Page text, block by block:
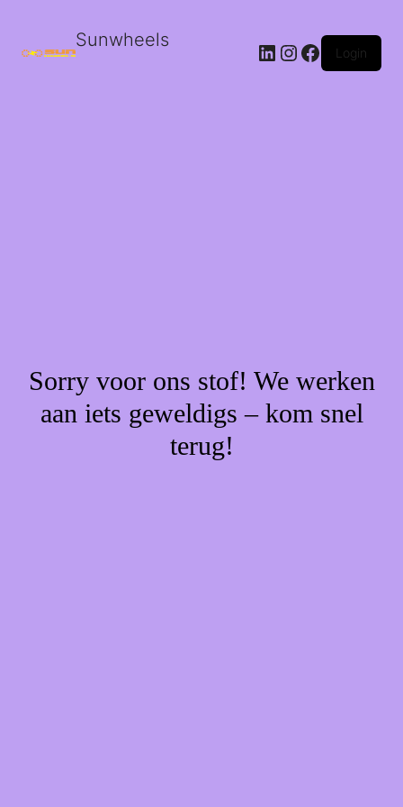
Sunwheels LinkedIn
Instagram
Facebook
Login
Sorry voor ons stof! We werken
aan iets geweldigs – kom snel
terug!